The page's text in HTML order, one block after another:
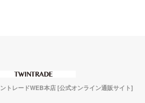
トレードWEB本店 [公式オンライン通販サイト]